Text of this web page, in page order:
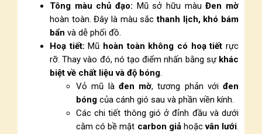
Tông màu chủ đạo: Mũ sở hữu màuĐen mờ
hoàn toàn. Đây là màu sắcthanh lịch, khó bám
bẩn và dễ phối đồ.
Hoạ tiết: Mũ hoàn toàn không có hoạ tiết rực
rỡ. Thay vào đó, nó tạo điểm nhấn bằng sự khác
biệt về chất liệu và độ bóng.
Vỏ mũ là đen mờ, tương phản với đen
bóng của cánh gió sau và phần viền kính.
Các chi tiết thông gió ở đỉnh đầu và dưới
cằm có bề mặt carbon giảhoặcvân lưới.